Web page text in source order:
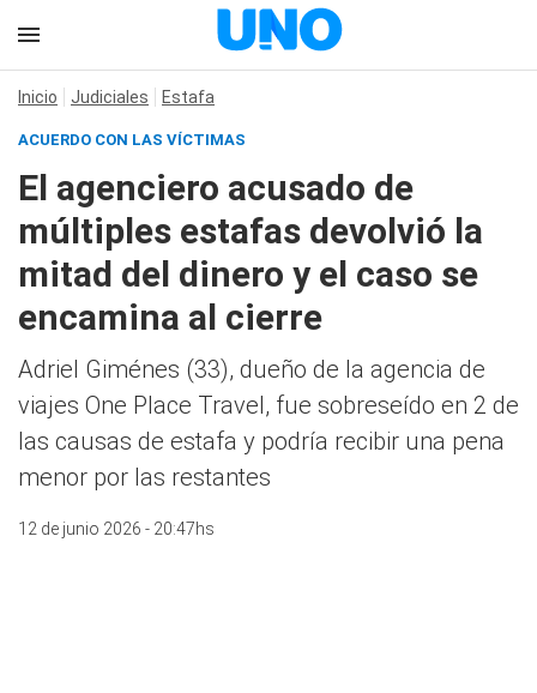
Inicio Judiciales Estafa
ACUERDO CON LAS VÍCTIMAS
El agenciero acusado de
múltiples estafas devolvió la
mitad del dinero y el caso se
encamina al cierre
Adriel Giménes (33), dueño de la agencia de
viajes One Place Travel, fue sobreseído en 2 de
las causas de estafa y podría recibir una pena
menor por las restantes
12 de junio 2026 - 20:47hs